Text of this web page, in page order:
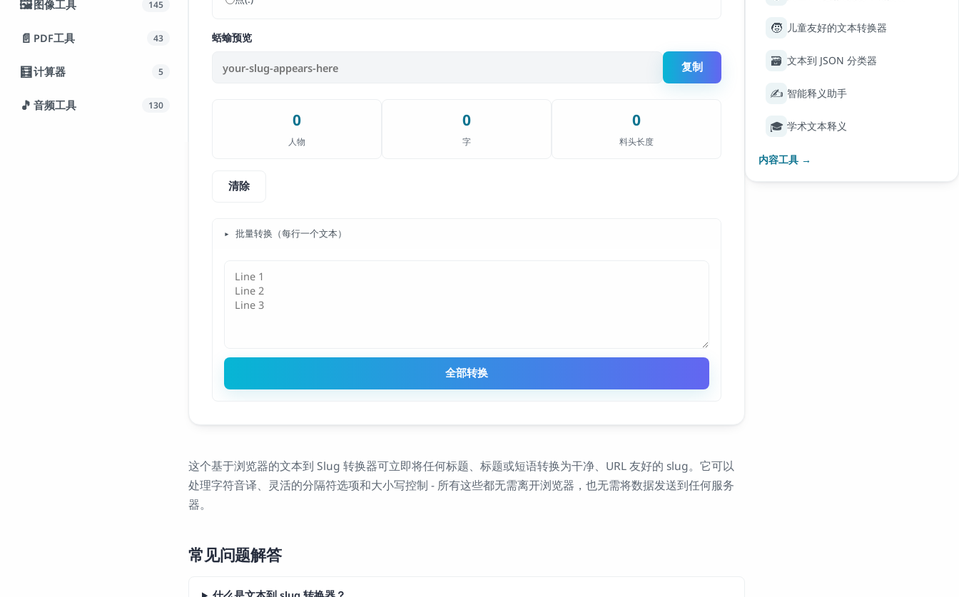
🖼️图像工具 145
📄 PDF工具 43
🧮计算器 5
🎵 音频工具 130
蛞蝓预览
复制
0
人物
0
字
0
料头长度
清除
▸ 批量转换（每行一个文本）
全部转换
这个基于浏览器的文本到 Slug 转换器可立即将任何标题、标题或短语转换为干净、URL 友好的 slug。它可以
处理字符音译、灵活的分隔符选项和大小写控制 - 所有这些都无需离开浏览器，也无需将数据发送到任何服务
器。
常见问题解答
🧒 儿童友好的文本转换器
🗃️ 文本到 JSON 分类器
✍️ 智能释义助手
🎓 学术文本释义
内容工具 →